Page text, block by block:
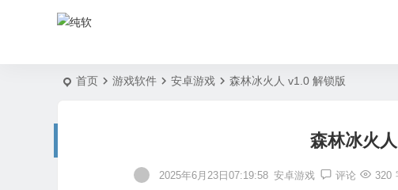
首页 游戏软件 安卓游戏 森林冰火人 v1.0 解锁版
森林冰火
2025年6月23日07:19:58 安卓游戏 评论 320